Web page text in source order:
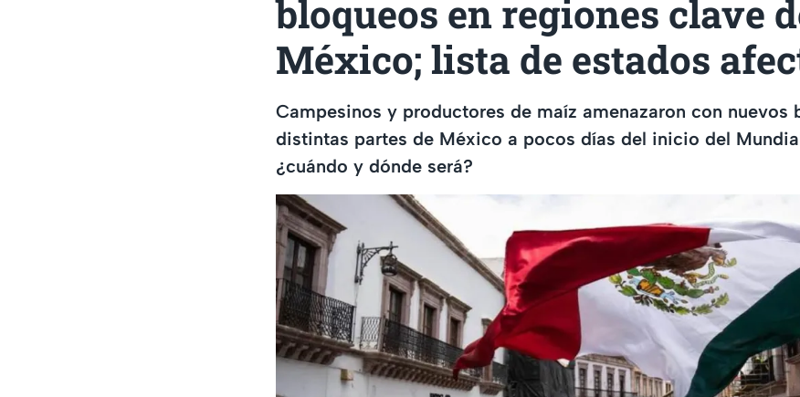
bloqueos en regiones clave
México; lista de estados
Campesinos y productores de maíz amenazaron con nuevos
distintas partes de México a pocos días del inicio del
¿cuándo y dónde será?